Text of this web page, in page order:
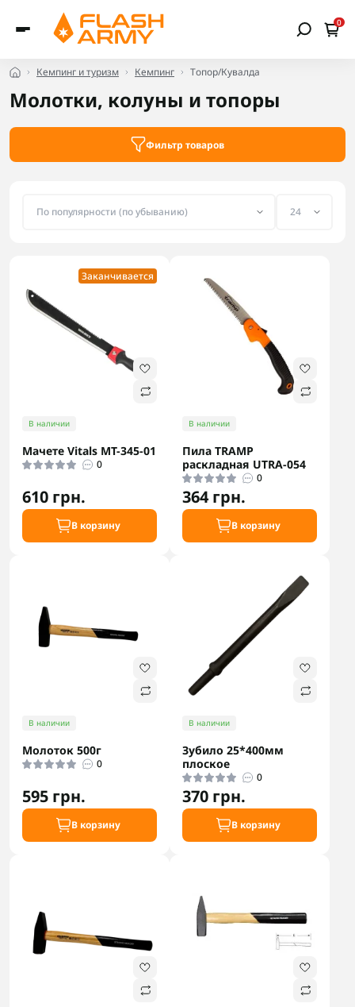
0
Кемпинг и туризм Кемпинг Топор/Кувалда
Молотки, колуны и топоры
Фильтр товаров
Заканчивается
В наличии
Мачете Vitals MT-345-01
0
610 грн.
В корзину
В наличии
Пила TRAMP
раскладная UTRA-054
0
364 грн.
В корзину
В наличии
Молоток 500г
0
595 грн.
В корзину
В наличии
Зубило 25*400мм
плоское
0
370 грн.
В корзину